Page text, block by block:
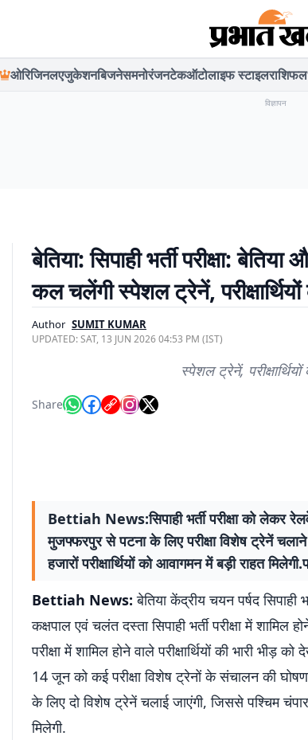
ओरिजिनलएजुकेशनबिजनेसमनोरंजनटेकऑटोलाइफ स्टाइलराशिफल
विज्ञापन
बेतिया: सिपाही भर्ती परीक्षा:
कल चलेंगी स्पेशल ट्रेनें,
Author SUMIT KUMAR
UPDATED:SAT, 13 JUN 2026 04:53 PM (IST)
स्पेशल ट्रेनें,
Share
Bettiah News:सिपाही भर्ती परीक्षा को लेकर
मुजफ्फरपुर से पटना के लिए परीक्षा विशेष ट्रेनें चलाने
हजारों परीक्षार्थियों को आवागमन में बड़ी राहत
Bettiah News: बेतिया केंद्रीय चयन पर्षद सिपाही
कक्षपाल एवं चलंत दस्ता सिपाही भर्ती परीक्षा में
परीक्षा में शामिल होने वाले परीक्षार्थियों की भारी
14 जून को कई परीक्षा विशेष ट्रेनों के संचालन की
के लिए दो विशेष ट्रेनें चलाई जाएंगी, जिससे पश्चिम
मिलेगी.